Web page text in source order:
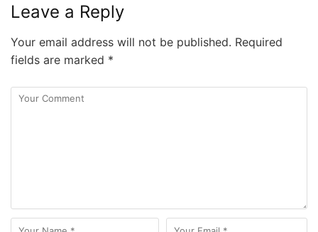
Leave a Reply
Your email address will not be published. Required
fields are marked *